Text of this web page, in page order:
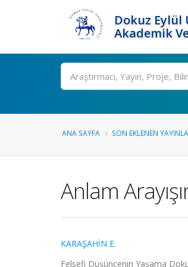
Dokuz Eylül
Akademik
Ara
ANA SAYFA SON EKLENEN
Anlam
KARAŞAHİN E.
Felsefi Düşüncenin Yaşama